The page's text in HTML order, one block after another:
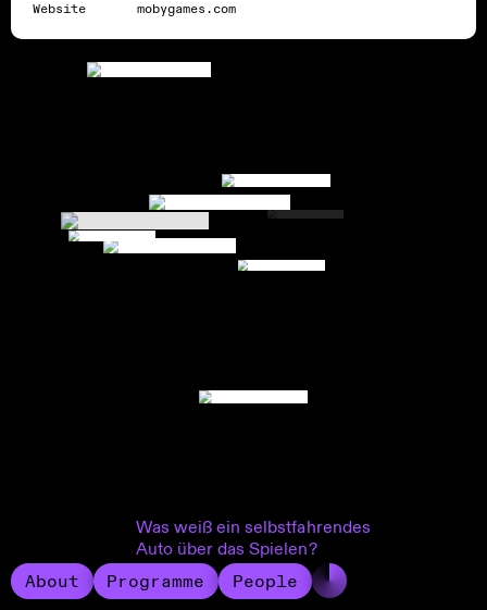
About Programme People
Was weiß ein selbstfahrendes
Auto über das Spielen?
Website
mobygames.com